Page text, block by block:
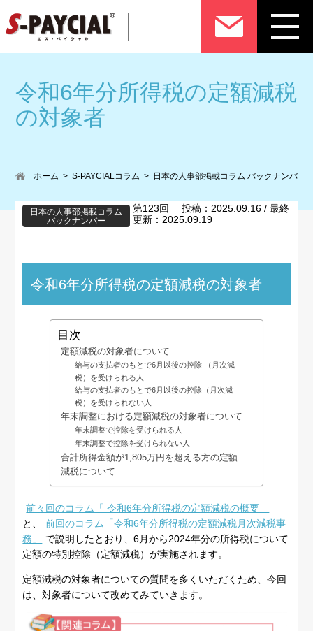
令和6年分所得税の定額減税
の対象者
ホーム S-PAYCIALコラム 日本の人事部掲載コラム バックナンバー
日本の人事部掲載コラム
バックナンバー
第123回 投稿：2025.09.16 / 最終
更新：2025.09.19
令和6年分所得税の定額減税の対象者
目次
定額減税の対象者について
給与の支払者のもとで6月以後の控除 （月次減
税）を受けられる人
給与の支払者のもとで6月以後の控除（月次減
税）を受けられない人
年末調整における定額減税の対象者について
年末調整で控除を受けられる人
年末調整で控除を受けられない人
合計所得金額が1,805万円を超える方の定額
減税について
前々回のコラム「 令和6年分所得税の定額減税の概要」
と、
前回のコラム「令和6年分所得税の定額減税月次減税事
務」
で説明したとおり、6月から2024年分の所得税について
定額の特別控除（定額減税）が実施されます。
定額減税の対象者についての質問を多くいただくため、今回
は、対象者について改めてみていきます。